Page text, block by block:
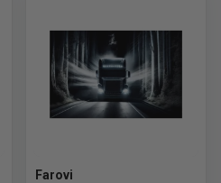
Farovi